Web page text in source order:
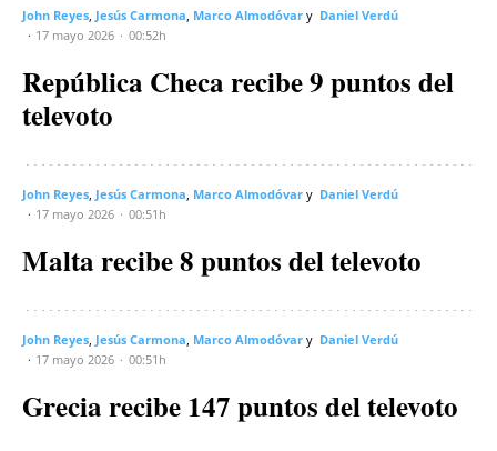
John Reyes Jesús Carmona Marco Almodóvar
Daniel Verdú
17 mayo 2026
00:52h
República Checa recibe 9 puntos del
televoto
John Reyes Jesús Carmona Marco Almodóvar
Daniel Verdú
17 mayo 2026
00:51h
Malta recibe 8 puntos del televoto
John Reyes Jesús Carmona Marco Almodóvar
Daniel Verdú
17 mayo 2026
00:51h
Grecia recibe 147 puntos del televoto